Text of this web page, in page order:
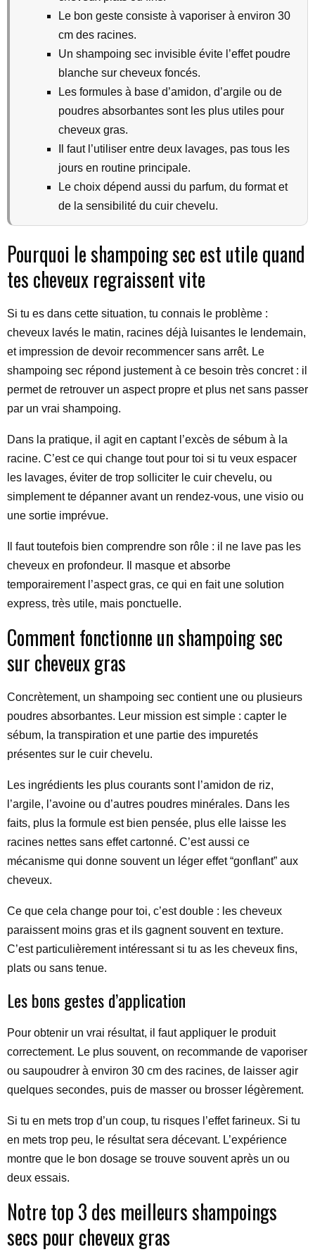
Le bon geste consiste à vaporiser à environ 30
cm des racines.
Un shampoing sec invisible évite l’effet poudre
blanche sur cheveux foncés.
Les formules à base d’amidon, d’argile ou de
poudres absorbantes sont les plus utiles pour
cheveux gras.
Il faut l’utiliser entre deux lavages, pas tous les
jours en routine principale.
Le choix dépend aussi du parfum, du format et
de la sensibilité du cuir chevelu.
Pourquoi le shampoing sec est utile quand
tes cheveux regraissent vite
Si tu es dans cette situation, tu connais le problème :
cheveux lavés le matin, racines déjà luisantes le lendemain,
et impression de devoir recommencer sans arrêt. Le
shampoing sec répond justement à ce besoin très concret : il
permet de retrouver un aspect propre et plus net sans passer
par un vrai shampoing.
Dans la pratique, il agit en captant l’excès de sébum à la
racine. C’est ce qui change tout pour toi si tu veux espacer
les lavages, éviter de trop solliciter le cuir chevelu, ou
simplement te dépanner avant un rendez-vous, une visio ou
une sortie imprévue.
Il faut toutefois bien comprendre son rôle : il ne lave pas les
cheveux en profondeur. Il masque et absorbe
temporairement l’aspect gras, ce qui en fait une solution
express, très utile, mais ponctuelle.
Comment fonctionne un shampoing sec
sur cheveux gras
Concrètement, un shampoing sec contient une ou plusieurs
poudres absorbantes. Leur mission est simple : capter le
sébum, la transpiration et une partie des impuretés
présentes sur le cuir chevelu.
Les ingrédients les plus courants sont l’amidon de riz,
l’argile, l’avoine ou d’autres poudres minérales. Dans les
faits, plus la formule est bien pensée, plus elle laisse les
racines nettes sans effet cartonné. C’est aussi ce
mécanisme qui donne souvent un léger effet “gonflant” aux
cheveux.
Ce que cela change pour toi, c’est double : les cheveux
paraissent moins gras et ils gagnent souvent en texture.
C’est particulièrement intéressant si tu as les cheveux fins,
plats ou sans tenue.
Les bons gestes d’application
Pour obtenir un vrai résultat, il faut appliquer le produit
correctement. Le plus souvent, on recommande de vaporiser
ou saupoudrer à environ 30 cm des racines, de laisser agir
quelques secondes, puis de masser ou brosser légèrement.
Si tu en mets trop d’un coup, tu risques l’effet farineux. Si tu
en mets trop peu, le résultat sera décevant. L’expérience
montre que le bon dosage se trouve souvent après un ou
deux essais.
Notre top 3 des meilleurs shampoings
secs pour cheveux gras